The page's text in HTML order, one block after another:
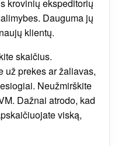
krovinių ekspeditorių
Dauguma jų
klientų.
skaičius.
už prekes ar žaliavas,
Neužmirškite
Dažnai atrodo, kad
viską,